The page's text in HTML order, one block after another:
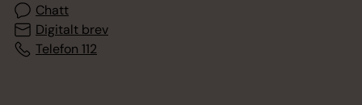
Chatt
Digitalt brev
Telefon 112